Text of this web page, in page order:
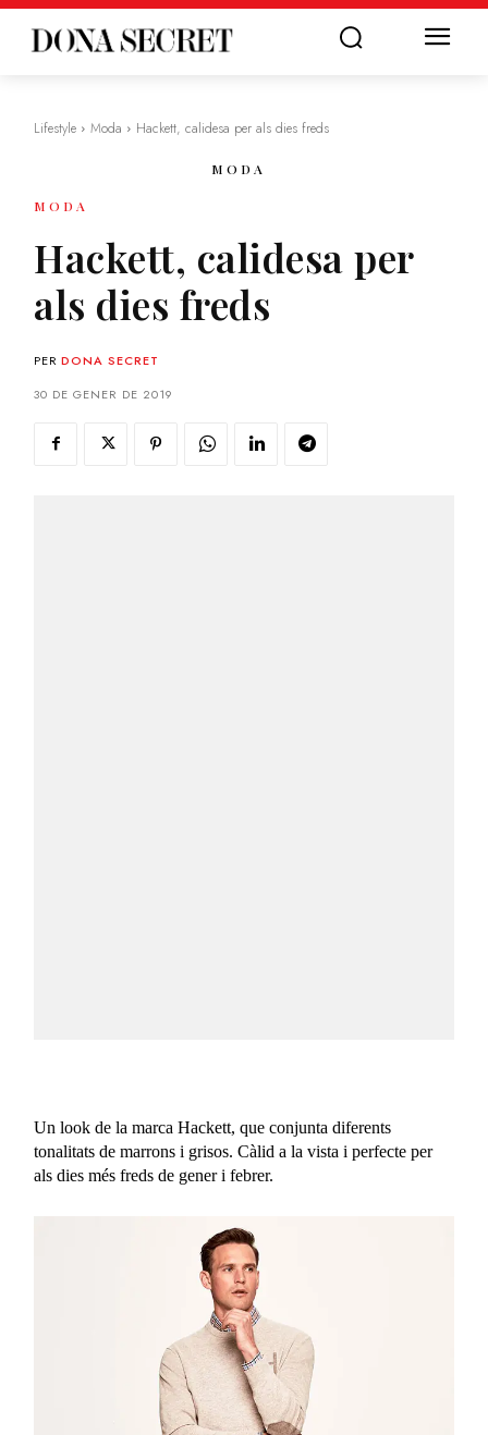
Lifestyle Moda Hackett, calidesa per als dies freds
MODA
MODA
Hackett, calidesa per
als dies freds
PER DONA SECRET
30 DE GENER DE 2019
Un look de la marca Hackett, que conjunta diferents
tonalitats de marrons i grisos. Càlid a la vista i perfecte per
als dies més freds de gener i febrer.